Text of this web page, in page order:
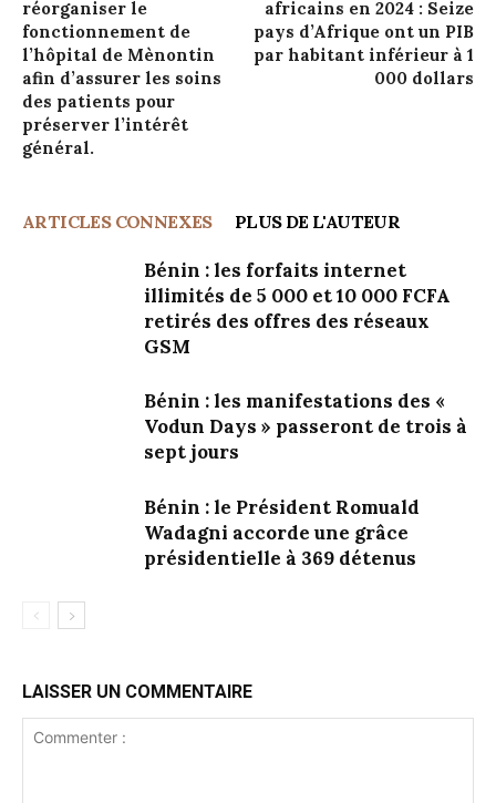
réorganiser le
fonctionnement de
l’hôpital de Mènontin
afin d’assurer les soins
des patients pour
préserver l’intérêt
général.
africains en 2024 : Seize
pays d’Afrique ont un PIB
par habitant inférieur à 1
000 dollars
ARTICLES CONNEXES PLUS DE L'AUTEUR
Bénin : les forfaits internet
illimités de 5 000 et 10 000 FCFA
retirés des offres des réseaux
GSM
Bénin : les manifestations des «
Vodun Days » passeront de trois à
sept jours
Bénin : le Président Romuald
Wadagni accorde une grâce
présidentielle à 369 détenus
LAISSER UN COMMENTAIRE